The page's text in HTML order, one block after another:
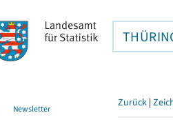
Newsletter Zurück |